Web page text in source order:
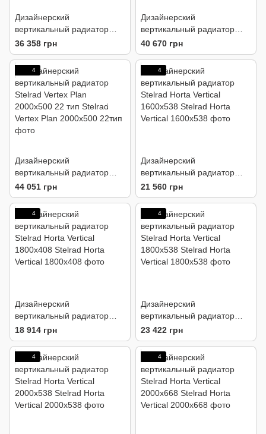
Дизайнерский
вертикальный радиатор
Stelrad Vertex Plan
1800х400 22 тип
36 358 грн
Дизайнерский
вертикальный радиатор
Stelrad Vertex Plan
1800х500 22 тип
40 670 грн
4
Дизайнерский
вертикальный радиатор
Stelrad Vertex Plan
2000х500 22 тип
44 051 грн
4
Дизайнерский
вертикальный радиатор
Stelrad Horta Vertical
1600x538
21 560 грн
4
Дизайнерский
вертикальный радиатор
Stelrad Horta Vertical
1800x408
18 914 грн
4
Дизайнерский
вертикальный радиатор
Stelrad Horta Vertical
1800x538
23 422 грн
4 4